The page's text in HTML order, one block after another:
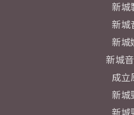
新城
新城
新城
新城
成立
新城
新城